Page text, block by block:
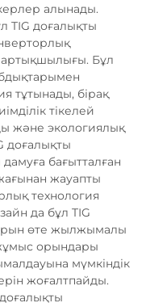
алынады.
TIG доғалықты
артықшылығы. Бұл
тұтынады, бірақ
тікелей
және экологиялық
доғалықты
бағытталған
жауапты
технология
да бұл TIG
өте жылжымалы
орындары
мүмкіндік
жоғалтпайды.